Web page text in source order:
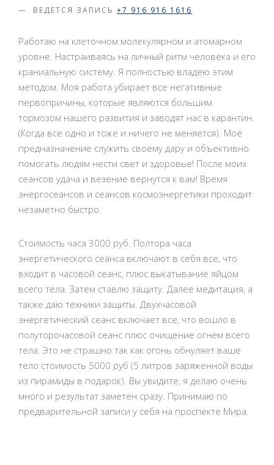
ВЕДЕТСЯ ЗАПИСЬ +7 916 916 1616
Работаю на клеточном молекулярном и атомарном
уровне. Настраиваясь на личный ритм человека и его
краниальную систему. Я полностью владею этим
методом. Моя работа убирает все негативные
первопричины, которые являются большим
тормозом нашего развития и заводят нас в карантин.
(Когда все одно и тоже и ничего не меняется). Моё
предназначение служить своему дару и объективно
помогать людям нести свет и здоровье! После моих
сеансов удача и везение вернутся к вам! Время
энергосеансов и сеансов космоэнергетики проходит
незаметно быстро.
Стоимость часа 3000 руб. Полтора часа
энергетического сеанса включают в себя все, что
входит в часовой сеанс, плюс выкатывание яйцом
всего тела. Затем ставлю защиту. Далее медитация, а
также даю техники защиты. Двухчасовой
энергетический сеанс включает все, что вошло в
полуторочасовой сеанс плюс очищение огнём всего
тела. Это не страшно так как огонь обнуляет ваше
тело стоимость 5000 руб (5 литров заряженной воды
из пирамиды в подарок). Вы увидите, я делаю очень
много и результат заметен сразу. Принимаю по
предварительной записи у себя на проспекте Мира.